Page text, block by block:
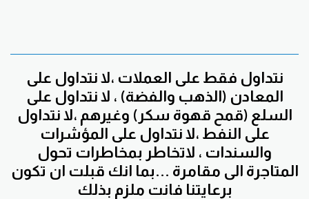
نتداول فقط على العملات ،لا نتداول على
المعادن (الذهب والفضة) ، لا نتداول على
السلع (قمح قهوة سكر) وغيرهم ،لا نتداول
على النفط ،لا نتداول على المؤشرات
والسندات ، لاتخاطر بمخاطرات تحول
المتاجرة الى مقامرة ...بما انك قبلت ان تكون
برعايتنا فانت ملزم بذلك